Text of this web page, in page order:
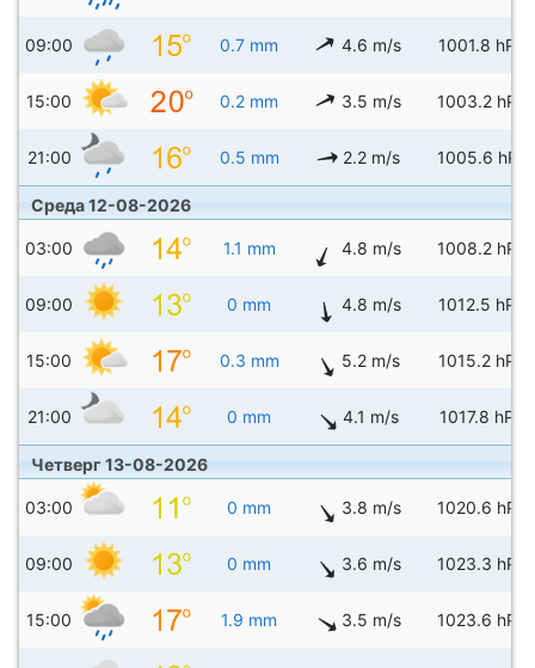
09:00 0.7 mm 4.6 m/s 1001.8 hPa
15:00 0.2 mm 3.5 m/s 1003.2 hPa
21:00 0.5 mm 2.2 m/s 1005.6 hPa
Среда 12-08-2026
03:00 1.1 mm 4.8 m/s 1008.2 hPa
09:00 0 mm 4.8 m/s 1012.5 hPa
15:00 0.3 mm 5.2 m/s 1015.2 hPa
21:00 0 mm 4.1 m/s 1017.8 hPa
Четверг 13-08-2026
03:00 0 mm 3.8 m/s 1020.6 hPa
09:00 0 mm 3.6 m/s 1023.3 hPa
15:00 1.9 mm 3.5 m/s 1023.6 hPa